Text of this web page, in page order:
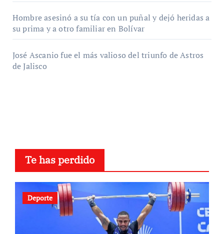
Hombre asesinó a su tía con un puñal y dejó heridas a
su prima y a otro familiar en Bolívar
José Ascanio fue el más valioso del triunfo de Astros
de Jalisco
Te has perdido
Deporte